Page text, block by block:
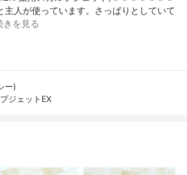
主人が使っています。さっぱりとしていて
きを見る
ー)
ジェットEX